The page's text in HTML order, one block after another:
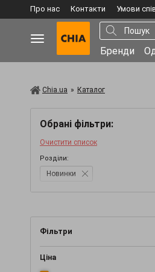
Про нас Контакти Умови
Бренди
Chia.ua » Каталог
Обрані фільтри:
Очистити список
Розділи:
Новинки
Фільтри
Ціна